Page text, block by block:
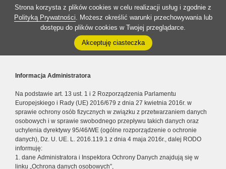
Strona korzysta z plików cookies w celu realizacji usług i zgodnie z
Polityką Prywatności. Możesz określić warunki przechowywania lub
dostępu do plików cookies w Twojej przeglądarce.
Akceptuję ciasteczka
Informacja Administratora
Na podstawie art. 13 ust. 1 i 2 Rozporządzenia Parlamentu
Europejskiego i Rady (UE) 2016/679 z dnia 27 kwietnia 2016r. w
sprawie ochrony osób fizycznych w związku z przetwarzaniem danych
osobowych i w sprawie swobodnego przepływu takich danych oraz
uchylenia dyrektywy 95/46/WE (ogólne rozporządzenie o ochronie
danych), Dz. U. UE. L. 2016.119.1 z dnia 4 maja 2016r., dalej RODO
informuję:
1. dane Administratora i Inspektora Ochrony Danych znajdują się w
linku „Ochrona danych osobowych”,